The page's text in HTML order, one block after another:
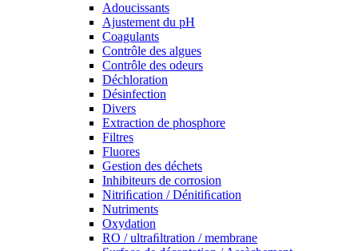
Adoucissants
Ajustement du pH
Coagulants
Contrôle des algues
Contrôle des odeurs
Déchloration
Désinfection
Divers
Extraction de phosphore
Filtres
Fluores
Gestion des déchets
Inhibiteurs de corrosion
Nitriﬁcation / Dénitiﬁcation
Nutriments
Oxydation
RO / ultraﬁltration / membrane